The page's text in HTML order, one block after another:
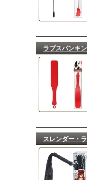
ラブスパンキ
スレンダー・